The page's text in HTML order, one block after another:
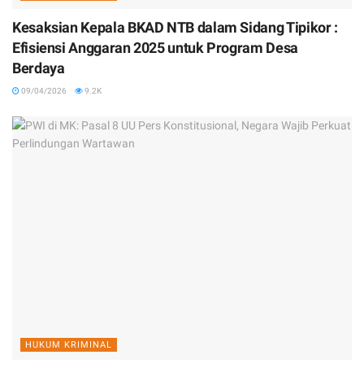
Kesaksian Kepala BKAD NTB dalam Sidang Tipikor :
Efisiensi Anggaran 2025 untuk Program Desa
Berdaya
09/04/2026 9.2K
HUKUM KRIMINAL